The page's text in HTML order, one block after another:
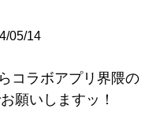
05/14
コラボアプリ界隈の
願いしますッ！